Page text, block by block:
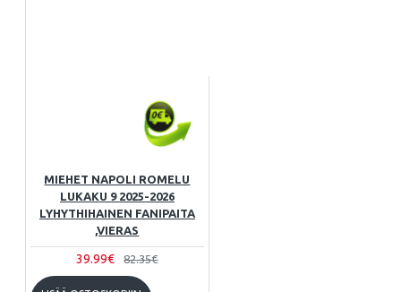
MIEHET NAPOLI ROMELU
LUKAKU 9 2025-2026
LYHYTHIHAINEN FANIPAITA
,VIERAS
39.99€ 82.35€